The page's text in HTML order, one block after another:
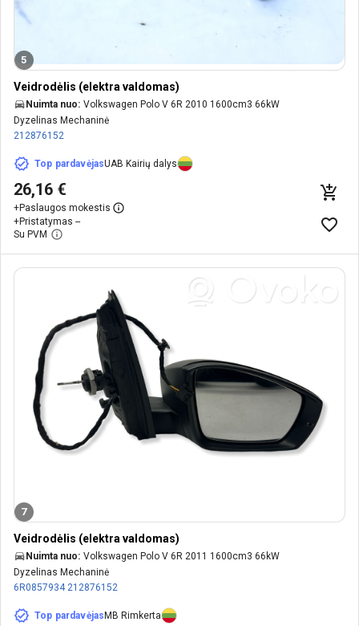
5
Veidrodėlis (elektra valdomas)
Nuimta nuo: Volkswagen Polo V 6R 2010 1600cm3 66kW
Dyzelinas Mechaninė
212876152
Top pardavėjasUAB Kairių dalys
26,16 €
+Paslaugos mokestis
+Pristatymas --
Su PVM
7
Veidrodėlis (elektra valdomas)
Nuimta nuo: Volkswagen Polo V 6R 2011 1600cm3 66kW
Dyzelinas Mechaninė
6R0857934 212876152
Top pardavėjasMB Rimkerta